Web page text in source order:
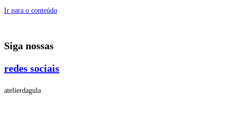
Ir para o conteúdo
Siga nossas
redes sociais
atelierdagula